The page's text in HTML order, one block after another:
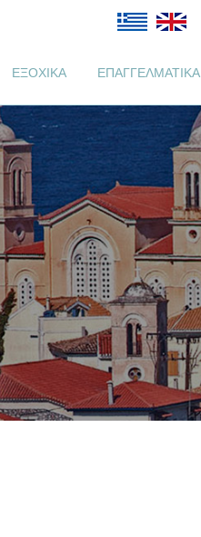
ΕΞΟΧΙΚΑ ΕΠΑΓΓΕΛΜΑΤΙΚΑ